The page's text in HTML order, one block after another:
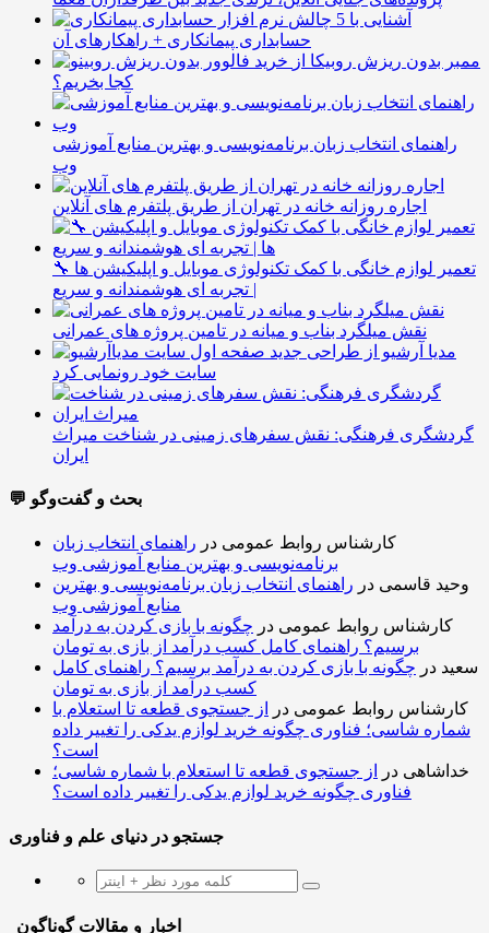
آشنایی با 5 چالش
حسابداری پیمانکاری + راهکارهای آن
ممبر بدون ریزش روبیکا از
کجا بخریم؟
راهنمای انتخاب زبان برنامه‌نویسی و بهترین منابع آموزشی
وب
اجاره روزانه خانه در تهران از طریق پلتفرم های آنلاین
🔧 تعمیر لوازم خانگی با کمک تکنولوژی موبایل و اپلیکیشن ها
| تجربه ای هوشمندانه و سریع
نقش میلگرد بناب و میانه در تامین پروژه های عمرانی
مدیا آرشیو از طراحی جدید
سایت خود رونمایی کرد
گردشگری فرهنگی: نقش سفرهای زمینی در شناخت میراث
ایران
💬 بحث و گفت‌وگو
کارشناس روابط عمومی در راهنمای انتخاب زبان
برنامه‌نویسی و بهترین منابع آموزشی وب
وحید قاسمی در راهنمای انتخاب زبان برنامه‌نویسی و بهترین
منابع آموزشی وب
کارشناس روابط عمومی در چگونه با بازی کردن به درآمد
برسیم؟ راهنمای کامل کسب درآمد از بازی به تومان
سعید در چگونه با بازی کردن به درآمد برسیم؟ راهنمای کامل
کسب درآمد از بازی به تومان
کارشناس روابط عمومی در
از جستجوی قطعه تا استعلام با
شماره شاسی؛ فناوری چگونه خرید لوازم یدکی را تغییر داده
است؟
خداشاهی در
از جستجوی قطعه تا استعلام با شماره شاسی؛
فناوری چگونه خرید لوازم یدکی را تغییر داده است؟
جستجو در دنیای علم و فناوری
اخبار و مقالات گوناگون